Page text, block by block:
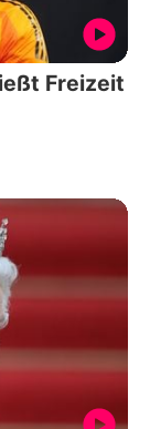
Freizeit